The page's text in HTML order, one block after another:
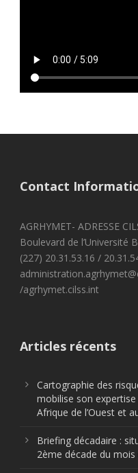
Contact
AGRHYMET- ADRESSE
Boulevard de l’Université
(227) 20.31.53.16 /
/agrhymet.cilss.int
Articles récents
Cartographie des
mobilise son
Afrique de l’Ouest et
Briefing décadaire :
2ème décade du